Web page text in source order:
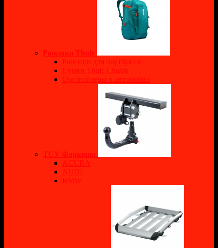
Рюкзаки Thule
Рюкзаки для ноутбука и
Сумки Thule Chasm
Органайзеры в автомобил
ТСУ Фаркопы
ACURA
AUDI
BMW